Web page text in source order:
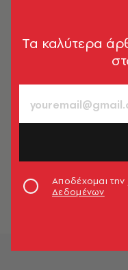
Tα καλύτερα
Αποδέχομαι την
Δεδομένων